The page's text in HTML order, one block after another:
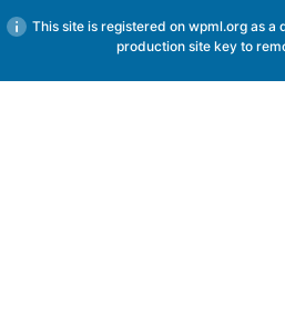
This site is registered on wpml.org as a
production site key to